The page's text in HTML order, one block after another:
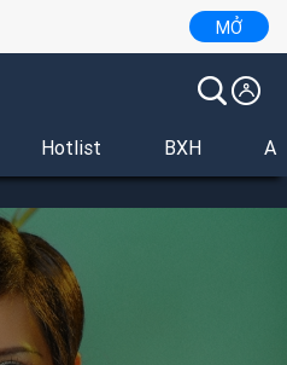
MỞ
Hotlist BXH